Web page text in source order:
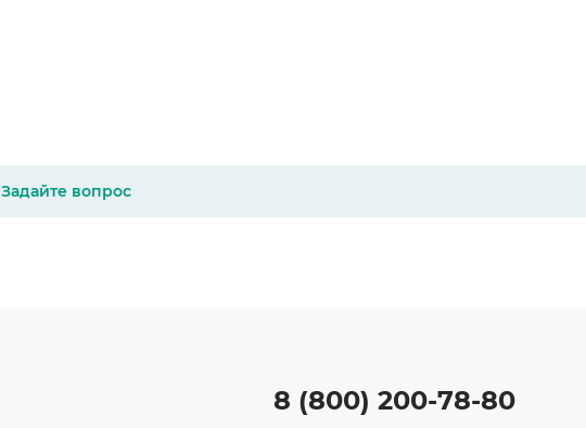
Задайте вопрос
8 (800) 200-78-80